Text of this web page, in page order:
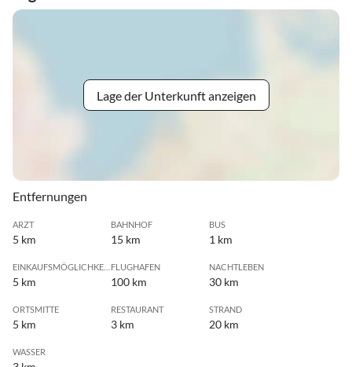
Lage der Unterkunft anzeigen
Entfernungen
ARZT
5 km
BAHNHOF
15 km
BUS
1 km
5 km
FLUGHAFEN
100 km
NACHTLEBEN
30 km
ORTSMITTE
5 km
RESTAURANT
3 km
STRAND
20 km
WASSER